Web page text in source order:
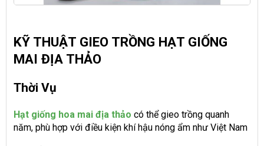
KỸ THUẬT GIEO TRỒNG HẠT GIỐNG
MAI ĐỊA THẢO
Thời Vụ
Hạt giống hoa mai địa thảo có thể gieo trồng quanh
năm, phù hợp với điều kiện khí hậu nóng ẩm như Việt Nam